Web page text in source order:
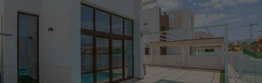
Informationen som ges är indikativ och inte juridiskt bindande,
och kan innehålla fel.